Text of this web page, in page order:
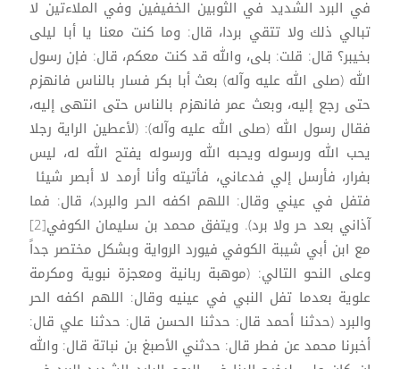
في البرد الشديد في الثوبين الخفيفين وفي الملاءتين لا
تبالي ذلك ولا تتقي بردا، قال: وما كنت معنا يا أبا ليلى
بخيبر؟ قال: قلت: بلى، والله قد كنت معكم، قال: فإن رسول
الله (صلى الله عليه وآله) بعث أبا بكر فسار بالناس فانهزم
حتى رجع إليه، وبعث عمر فانهزم بالناس حتى انتهى إليه،
فقال رسول الله (صلى الله عليه وآله): (لأعطين الراية رجلا
يحب الله ورسوله ويحبه الله ورسوله يفتح الله له، ليس
بفرار، فأرسل إلي فدعاني، فأتيته وأنا أرمد لا أبصر شيئا
فتفل في عيني وقال: اللهم اكفه الحر والبرد)، قال: فما
آذاني بعد حر ولا برد). ويتفق محمد بن سليمان الكوفي[2]
مع ابن أبي شيبة الكوفي فيورد الرواية وبشكل مختصر جداً
وعلى النحو التالي: (موهبة ربانية ومعجزة نبوية ومكرمة
علوية بعدما تفل النبي في عينيه وقال: اللهم اكفه الحر
والبرد (حدثنا أحمد قال: حدثنا الحسن قال: حدثنا علي قال:
أخبرنا محمد عن فطر قال: حدثني الأصبغ بن نباتة قال: والله